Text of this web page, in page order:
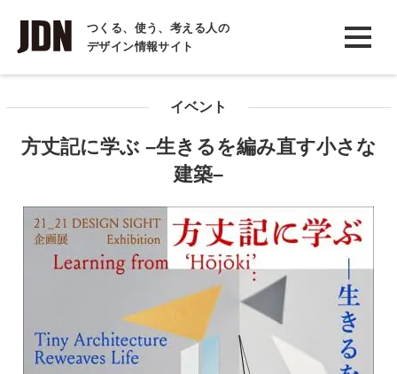
つくる、使う、考える人の
デザイン情報サイト
INTERVIEW
インタビュー
イベント
方丈記に学ぶ –生きるを編み直す小さな
建築–